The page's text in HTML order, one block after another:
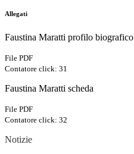
Allegati
Faustina Maratti profilo biografico
File PDF
Contatore click: 31
Faustina Maratti scheda
File PDF
Contatore click: 32
Notizie